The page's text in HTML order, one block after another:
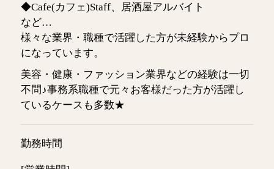
◆Cafe(カフェ)Staff、居酒屋アルバイト
など…
様々な業界・職種で活躍した方が未経験からプロ
になっています。
美容・健康・ファッション業界などの経験は一切
不問♪事務系職種で元々お客様だった方が活躍し
ているケースも多数★
勤務時間